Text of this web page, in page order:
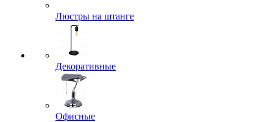
Люстры на штанге
Декоративные
Офисные